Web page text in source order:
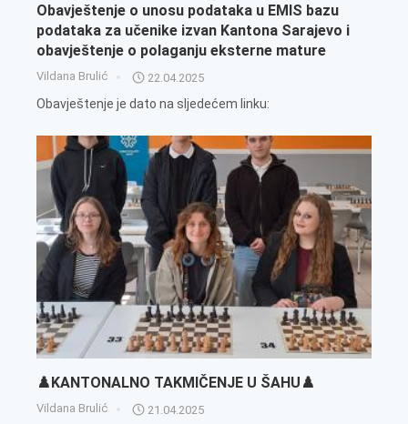
Obavještenje o unosu podataka u EMIS bazu
podataka za učenike izvan Kantona Sarajevo i
obavještenje o polaganju eksterne mature
Vildana Brulić 22.04.2025
Obavještenje je dato na sljedećem linku:
♟️KANTONALNO TAKMIČENJE U ŠAHU♟️
Vildana Brulić 21.04.2025